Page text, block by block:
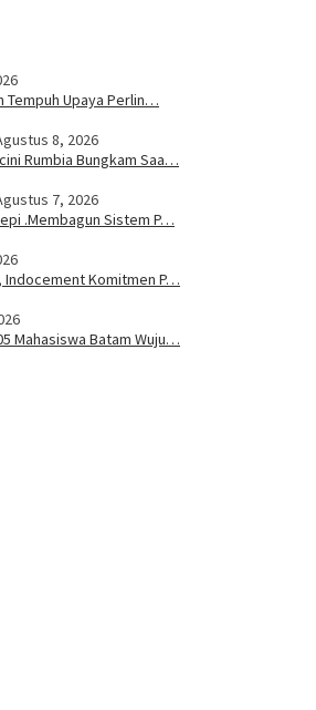
Tempuh Upaya Perlin…
8, 2026
Rumbia Bungkam Saa…
7, 2026
.Membagun Sistem P…
Indocement Komitmen P…
Mahasiswa Batam Wuju…